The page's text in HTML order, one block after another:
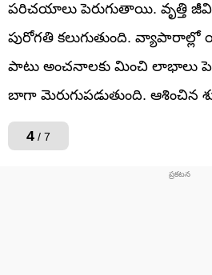
పరిచయాలు పెరుగుతాయి. వృత్తి
పురోగతి కలుగుతుంది.
పాటు అంచనాలకు మించి లాభాలు
బాగా మెరుగుపడుతుంది. ఆశించిన
4 / 7